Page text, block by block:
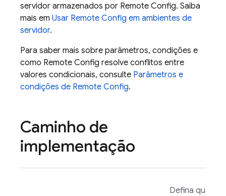
servidor armazenados por Remote Config. Saiba
mais em Usar Remote Config em ambientes de
servidor.
Para saber mais sobre parâmetros, condições e
como Remote Config resolve conflitos entre
valores condicionais, consulte Parâmetros e
condições de Remote Config.
Caminho de
implementação
Defina quais